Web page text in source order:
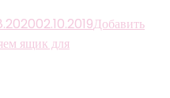
02.10.2019Добавить
ящик для